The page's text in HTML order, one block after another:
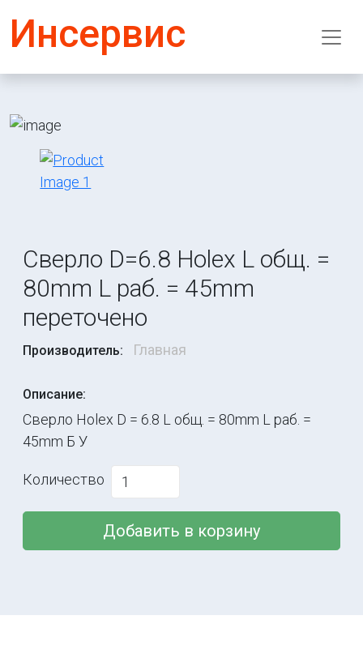
Инсервис
Сверло D=6.8 Holex L общ. =
80mm L раб. = 45mm
переточено
Производитель: Главная
Описание:
Сверло Holex D = 6.8 L общ. = 80mm L раб. =
45mm Б У
Количество
Добавить в корзину